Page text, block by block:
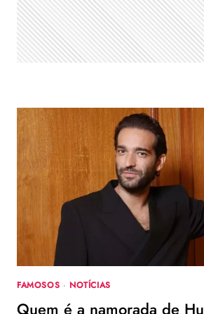
VÍDEO
FAMOSOS · NOTÍCIAS
Quem é a namorada de